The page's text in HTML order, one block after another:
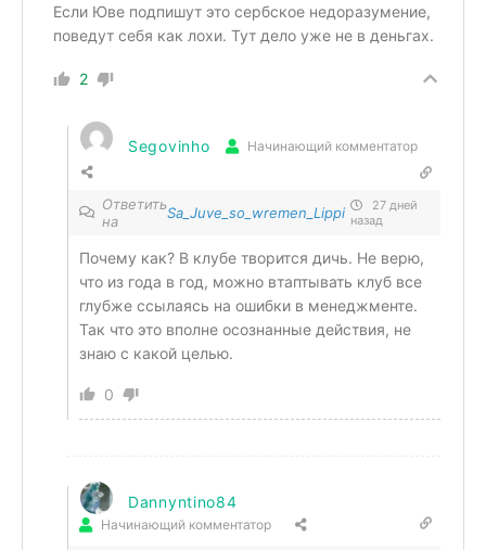
Если Юве подпишут это сербское недоразумение,
поведут себя как лохи. Тут дело уже не в деньгах.
2
Segovinho Начинающий комментатор
Ответить
на
Sa_Juve_so_wremen_Lippi
27 дней
назад
Почему как? В клубе творится дичь. Не верю,
что из года в год, можно втаптывать клуб все
глубже ссылаясь на ошибки в менеджменте.
Так что это вполне осознанные действия, не
знаю с какой целью.
0
Dannyntino84
Начинающий комментатор